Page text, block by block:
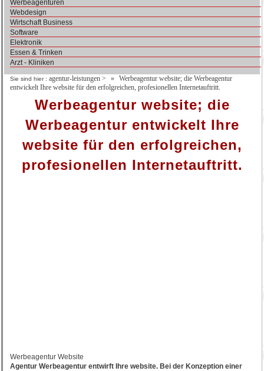
Werbeagenturen
Webdesign
Wirtschaft Business
Software
Elektronik
Essen & Trinken
Arzt - Kliniken
Sie sind hier : agentur-leistungen >
Werbeagentur website; die Werbeagentur
entwickelt Ihre website für den erfolgreichen, profesionellen Internetauftritt.
Werbeagentur website; die
Werbeagentur entwickelt Ihre
website für den erfolgreichen,
profesionellen Internetauftritt.
Werbeagentur Website
Agentur Werbeagentur entwirft Ihre website. Bei der Konzeption einer